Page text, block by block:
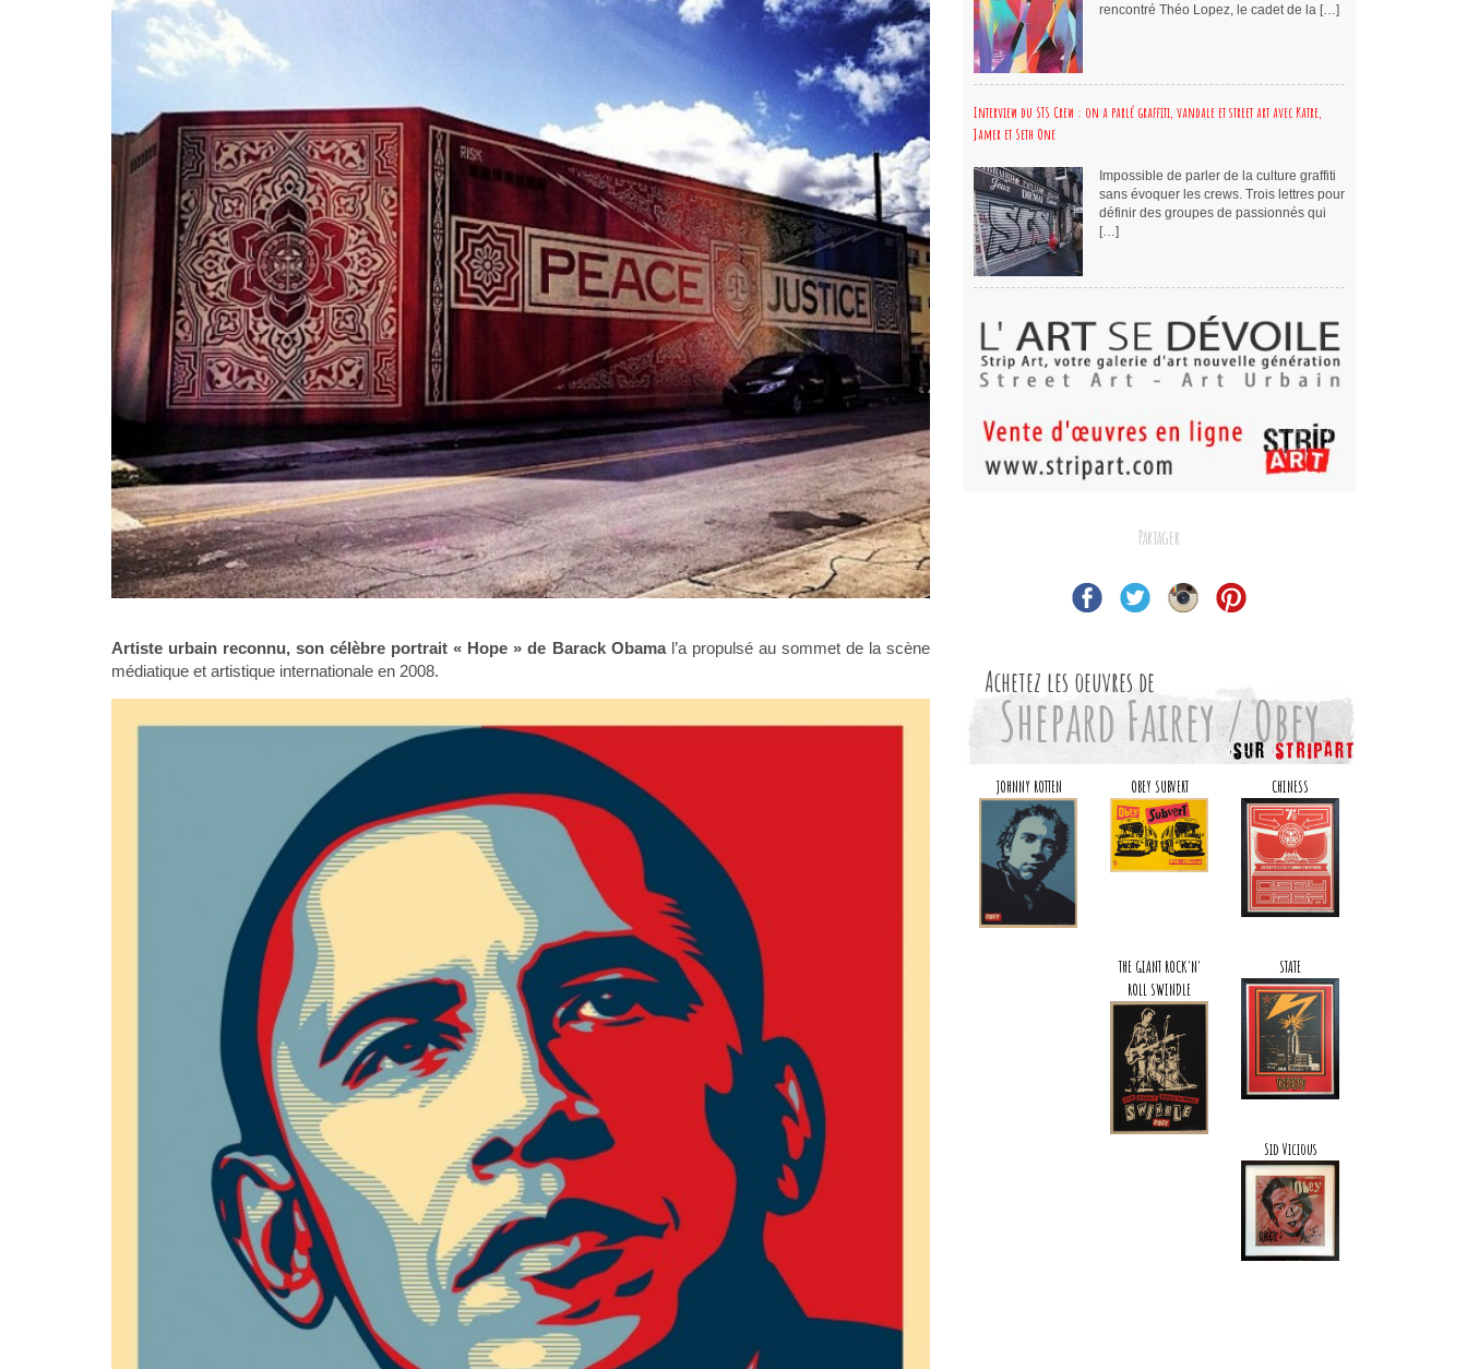
Artiste urbain reconnu, son célèbre portrait « Hope » de Barack Obama l’a propulsé au sommet de la scène
médiatique et artistique internationale en 2008.
rencontré Théo Lopez, le cadet de la […]
Interview du STS Crew : on a parlé graffiti, vandale et street art avec Katre,
Jamer et Seth One
Impossible de parler de la culture graffiti
sans évoquer les crews. Trois lettres pour
définir des groupes de passionnés qui
[…]
Partager
Achetez les oeuvres de
Shepard Fairey / Obey
JOHNNY ROTTEN OBEY SUBVERT CHINESS
THE GIANT ROCK'N'
ROLL SWINDLE
STATE
Sid Vicious